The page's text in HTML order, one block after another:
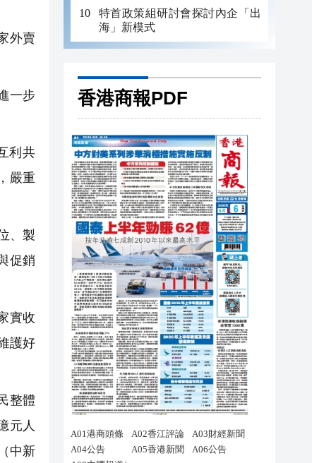
外賣
一步
利共
嚴重
、製
促銷
實收
護好
整體
元人
中新
特首政策組研討會探討內企「出
海」新模式
香港商報PDF